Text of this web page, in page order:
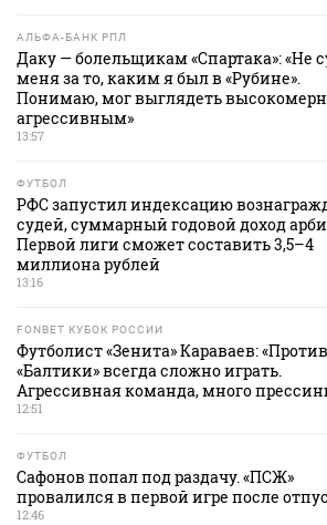
АЛЬФА-БАНК РПЛ
Даку — болельщикам «Спартака»: «Не
меня за то, каким я был в «Рубине».
Понимаю, мог выглядеть
агрессивным»
13:57
ФУТБОЛ
РФС запустил индексацию
судей, суммарный годовой доход
Первой лиги сможет составить 3,5–4
миллиона рублей
13:16
FONBET КУБОК РОССИИ
Футболист «Зенита» Караваев: «Против
«Балтики» всегда сложно играть.
Агрессивная команда, много
12:51
ФУТБОЛ
Сафонов попал под раздачу. «ПСЖ»
провалился в первой игре после
12:46